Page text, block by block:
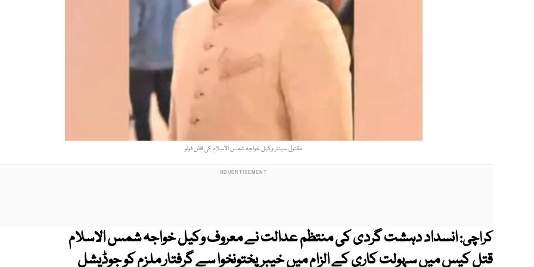
مقتول سینئر وکیل خواجہ شمس الاسلام کی فائل فوٹو
کراچی:انسداد دہشت گردی کی منتظم عدالت نے معروف وکیل خواجہ شمس الاسلام
قتل کیس میں سہولت کاری کے الزام میں خیبرپختونخوا سے گرفتار ملزم کو جوڈیشل